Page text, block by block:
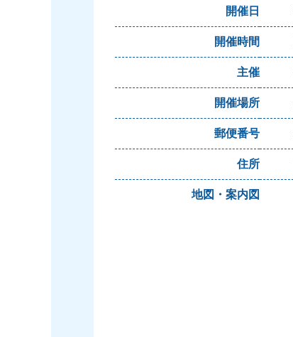
開催日
開催時間
主催
開催場所
郵便番号
住所
地図・案内図